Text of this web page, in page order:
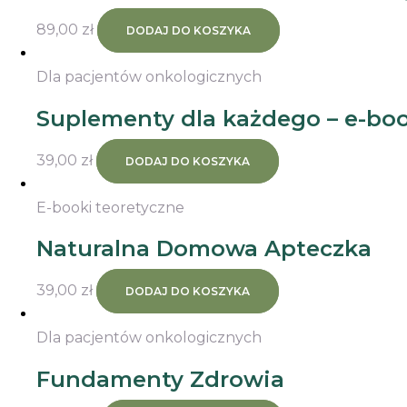
89,00 zł DODAJ DO KOSZYKA
Dla pacjentów onkologicznych
Suplementy dla każdego – e-
39,00 zł DODAJ DO KOSZYKA
E-booki teoretyczne
Naturalna Domowa Apteczka
39,00 zł DODAJ DO KOSZYKA
Dla pacjentów onkologicznych
Fundamenty Zdrowia